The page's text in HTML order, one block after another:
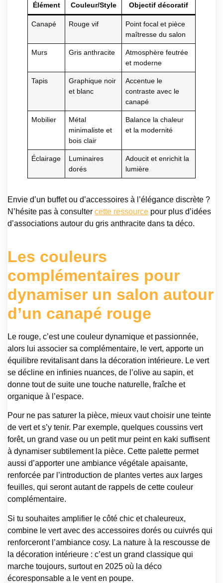
Élément Couleur/Style Objectif décoratif
Canapé Rouge vif
Point focal et pièce
maîtresse du salon
Murs Gris anthracite
Atmosphère feutrée
et moderne
Tapis
Graphique noir
et blanc
Accentue le
contraste avec le
canapé
Mobilier
Métal
minimaliste et
bois clair
Balance la chaleur
et la modernité
Éclairage
Luminaires
dorés
Adoucit et enrichit la
lumière
Envie d’un buffet ou d’accessoires à l’élégance discrète ?
N’hésite pas à consulter cette ressource pour plus d’idées
d’associations autour du gris anthracite dans ta déco.
Les couleurs
complémentaires pour
dynamiser un salon autour
d’un canapé rouge
Le rouge, c’est une couleur dynamique et passionnée,
alors lui associer sa complémentaire, le vert, apporte un
équilibre revitalisant dans la décoration intérieure. Le vert
se décline en infinies nuances, de l’olive au sapin, et
donne tout de suite une touche naturelle, fraîche et
organique à l’espace.
Pour ne pas saturer la pièce, mieux vaut choisir une teinte
de vert et s’y tenir. Par exemple, quelques coussins vert
forêt, un grand vase ou un petit mur peint en kaki suffisent
à dynamiser subtilement la pièce. Cette palette permet
aussi d’apporter une ambiance végétale apaisante,
renforcée par l’introduction de plantes vertes aux larges
feuilles, qui seront autant de rappels de cette couleur
complémentaire.
Si tu souhaites amplifier le côté chic et chaleureux,
combine le vert avec des accessoires dorés ou cuivrés qui
renforceront l’ambiance cosy. La nature à la rescousse de
la décoration intérieure : c’est un grand classique qui
marche toujours, surtout en 2025 où la déco
écoresponsable a le vent en poupe.